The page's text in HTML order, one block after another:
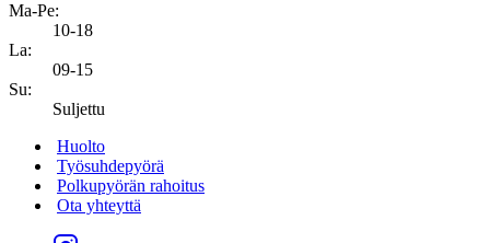
Ma-Pe:
10-18
La:
09-15
Su:
Suljettu
Huolto
Työsuhdepyörä
Polkupyörän rahoitus
Ota yhteyttä